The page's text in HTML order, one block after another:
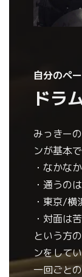
自分のペ
ドラ
みっきー
ンが基本で
・なかな
・通うの
・東京/横
・対面は
という方
ンをして
一回ごと